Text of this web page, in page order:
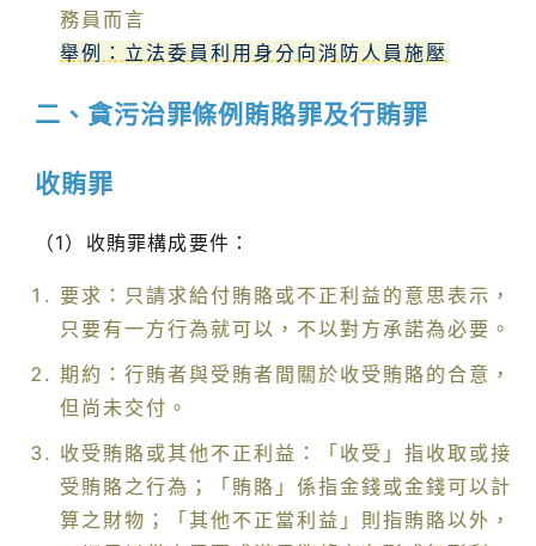
務員而言
舉例：立法委員利用身分向消防人員施壓
二、貪污治罪條例賄賂罪及行賄罪
收賄罪
（1）收賄罪構成要件：
要求：只請求給付賄賂或不正利益的意思表示，
只要有一方行為就可以，不以對方承諾為必要。
期約：行賄者與受賄者間關於收受賄賂的合意，
但尚未交付。
收受賄賂或其他不正利益：「收受」指收取或接
受賄賂之行為；「賄賂」係指金錢或金錢可以計
算之財物；「其他不正當利益」則指賄賂以外，